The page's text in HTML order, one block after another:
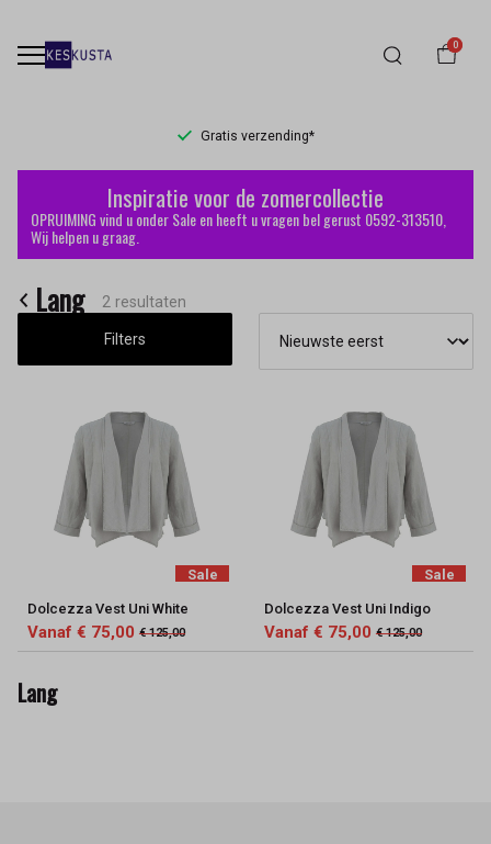
0
Gratis verzending*
Lang
Keskusta
Inspiratie voor de zomercollectie
OPRUIMING vind u onder Sale en heeft u vragen bel gerust 0592-313510,
Wij helpen u graag.
Lang 2 resultaten
Filters
Sale
Dolcezza Vest Uni White
Vanaf € 75,00 € 125,00
Sale
Dolcezza Vest Uni Indigo
Vanaf € 75,00 € 125,00
Lang